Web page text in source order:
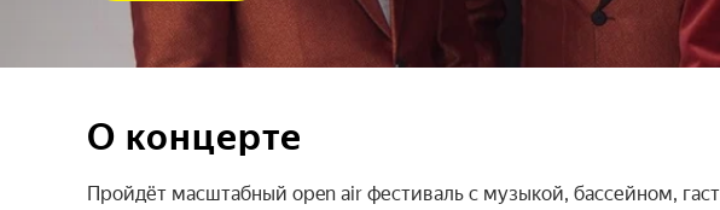
О концерте
Пройдёт масштабный open air фестиваль с музыкой, бассейном,